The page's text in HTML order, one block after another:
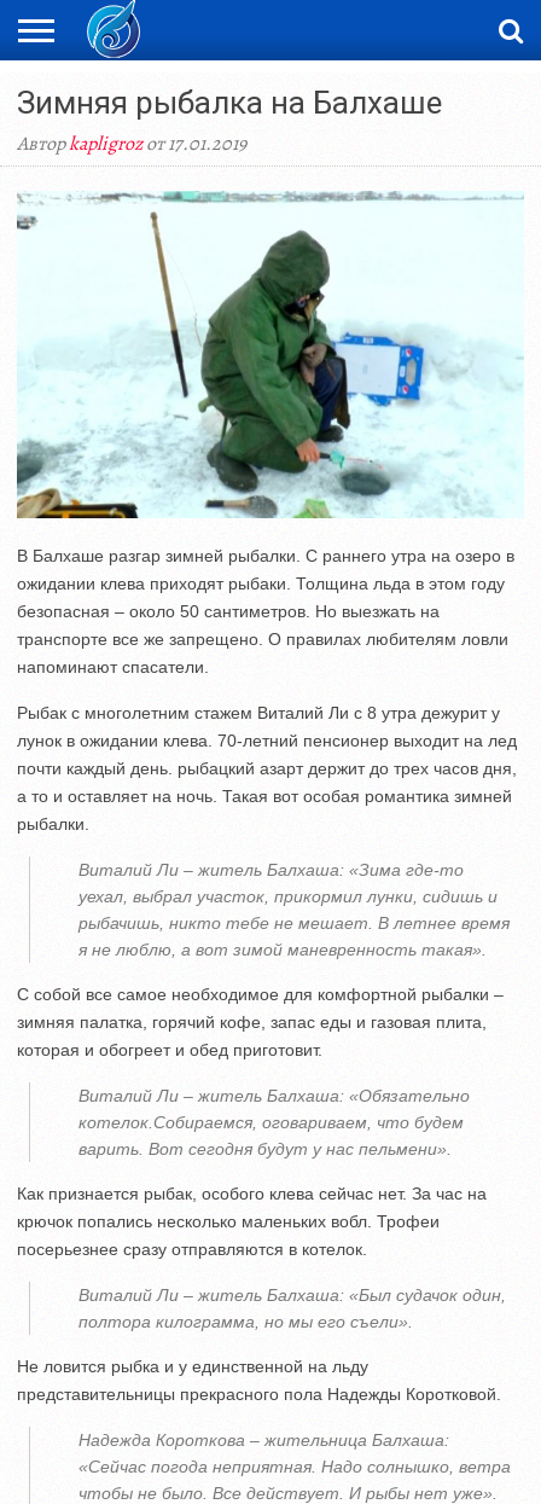
НОВОСТИ
ВИДЕО
ФОТОРЕПОРТАЖИ
ОРКЕН
Зимняя рыбалка на Балхаше
Авторkapligrozот 17.01.2019
В Балхаше разгар зимней рыбалки. С раннего утра на озеро в
ожидании клева приходят рыбаки. Толщина льда в этом году
безопасная – около 50 сантиметров. Но выезжать на
транспорте все же запрещено. О правилах любителям ловли
напоминают спасатели.
Рыбак с многолетним стажем Виталий Ли с 8 утра дежурит у
лунок в ожидании клева. 70-летний пенсионер выходит на лед
почти каждый день. рыбацкий азарт держит до трех часов дня,
а то и оставляет на ночь. Такая вот особая романтика зимней
рыбалки.
Виталий Ли – житель Балхаша: «Зима где-то
уехал, выбрал участок, прикормил лунки, сидишь и
рыбачишь, никто тебе не мешает. В летнее время
я не люблю, а вот зимой маневренность такая».
С собой все самое необходимое для комфортной рыбалки –
зимняя палатка, горячий кофе, запас еды и газовая плита,
которая и обогреет и обед приготовит.
Виталий Ли – житель Балхаша: «Обязательно
котелок.Собираемся, оговариваем, что будем
варить. Вот сегодня будут у нас пельмени».
Как признается рыбак, особого клева сейчас нет. За час на
крючок попались несколько маленьких вобл. Трофеи
посерьезнее сразу отправляются в котелок.
Виталий Ли – житель Балхаша: «Был судачок один,
полтора килограмма, но мы его съели».
Не ловится рыбка и у единственной на льду
представительницы прекрасного пола Надежды Коротковой.
Надежда Короткова – жительница Балхаша:
«Сейчас погода неприятная. Надо солнышко, ветра
чтобы не было. Все действует. И рыбы нет уже».